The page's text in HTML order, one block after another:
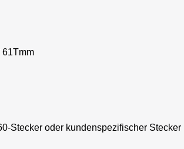
61Tmm
Stecker oder kundenspezifischer Stecker